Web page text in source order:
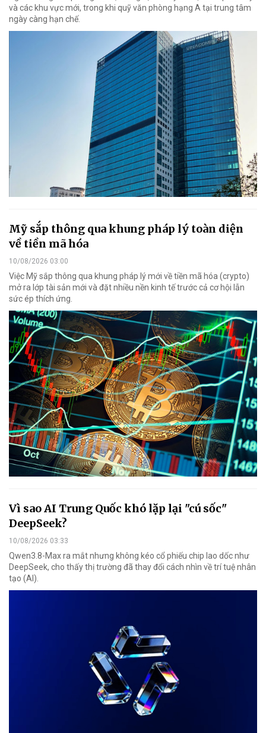
và các khu vực mới, trong khi quỹ văn phòng hạng A tại trung tâm
ngày càng hạn chế.
Mỹ sắp thông qua khung pháp lý toàn diện
về tiền mã hóa
10/08/2026 03:00
Việc Mỹ sắp thông qua khung pháp lý mới về tiền mã hóa (crypto)
mở ra lớp tài sản mới và đặt nhiều nền kinh tế trước cả cơ hội lẫn
sức ép thích ứng.
Vì sao AI Trung Quốc khó lặp lại "cú sốc"
DeepSeek?
10/08/2026 03:33
Qwen3.8-Max ra mắt nhưng không kéo cổ phiếu chip lao dốc như
DeepSeek, cho thấy thị trường đã thay đổi cách nhìn về trí tuệ nhân
tạo (AI).